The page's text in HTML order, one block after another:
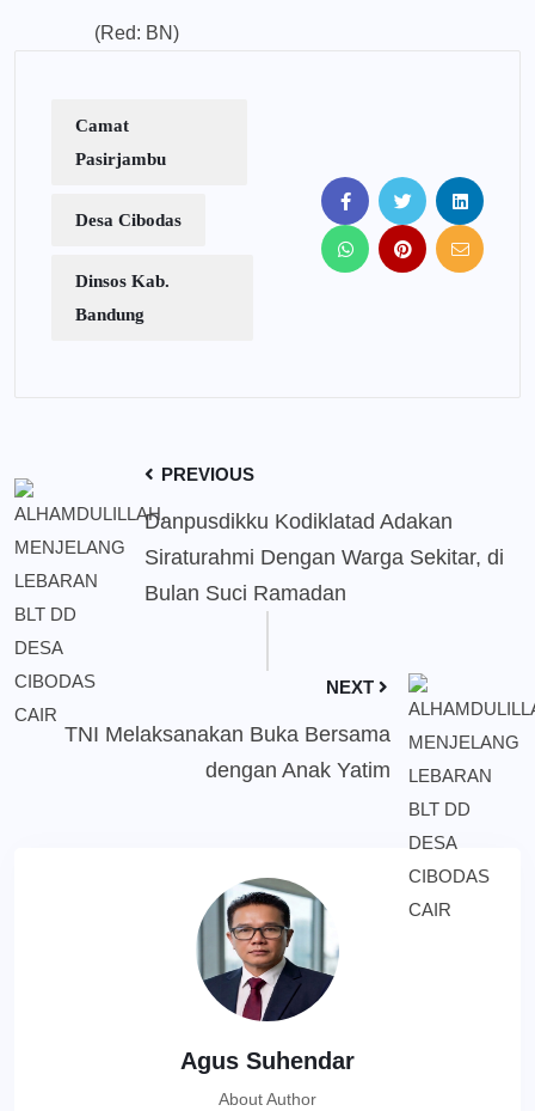
(Red: BN)
Camat
Pasirjambu
Desa Cibodas
Dinsos Kab.
Bandung
PREVIOUS
Danpusdikku Kodiklatad Adakan
Siraturahmi Dengan Warga Sekitar, di
Bulan Suci Ramadan
NEXT
TNI Melaksanakan Buka Bersama
dengan Anak Yatim
Agus Suhendar
About Author